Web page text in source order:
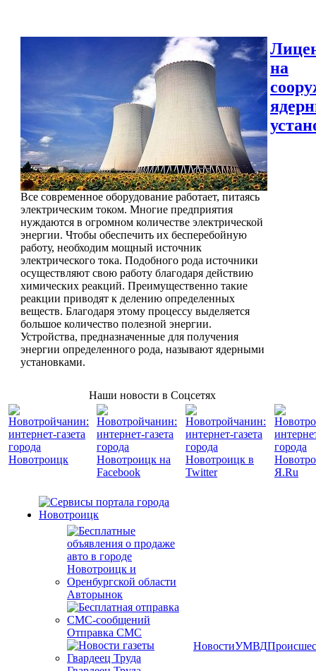
Все современное оборудование работает, питаясь
электрическим током. Многие предприятия
нуждаются в огромном количестве электрической
энергии. Чтобы обеспечить их бесперебойную
работу, необходим мощный источник
электрического тока. Подобного рода источники
осуществляют свою работу благодаря действию
химических реакций. Преимущественно такие
реакции приводят к делению определенных
веществ. Благодаря этому процессу выделяется
большое количество полезной энергии.
Устройства, предназначенные для получения
энергии определенного рода, называют ядерными
установками.
на
Наши новости в Соцсетях
Авторынок
Отправка СМС
НовостиУМВД